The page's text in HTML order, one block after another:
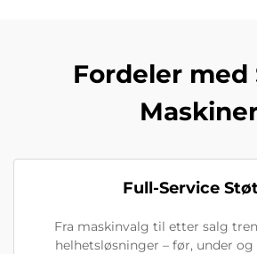
Fordeler med
Full-Service
Fra maskinvalg til etter salg
helhetsløsninger – før, under